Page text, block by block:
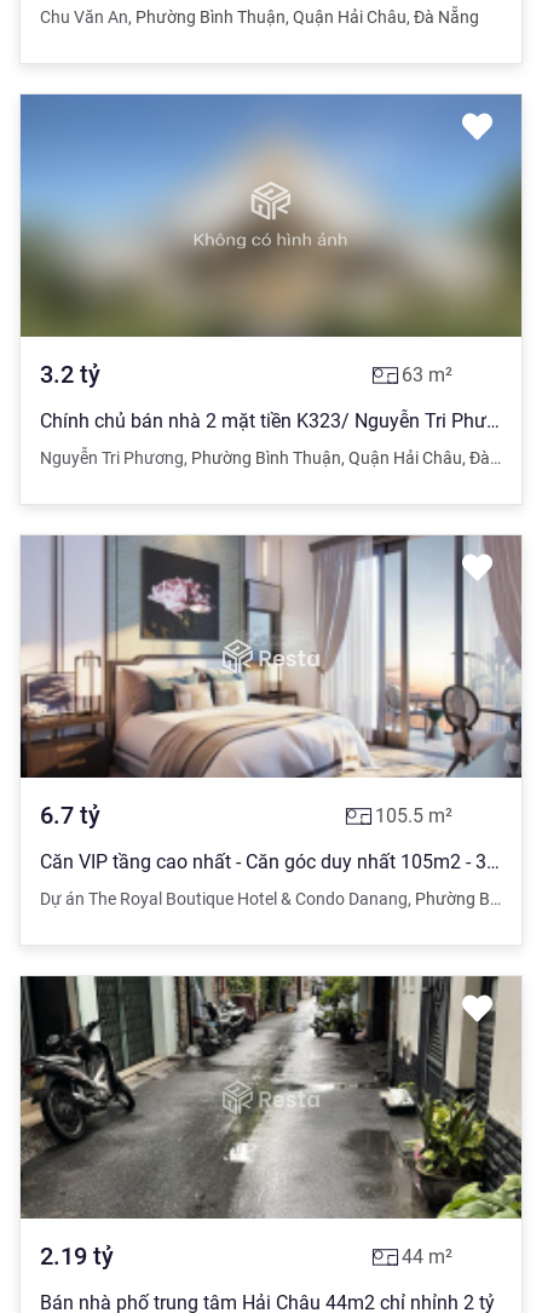
Chu Văn An, Phường Bình Thuận, Quận Hải Châu, Đà Nẵng
3.2 tỷ 63 m²
Chính chủ bán nhà 2 mặt tiền K323/ Nguyễn Tri Phương 63m2 giá 3,x tỷ
Nguyễn Tri Phương, Phường Bình Thuận, Quận Hải Châu, Đà Nẵng
6.7 tỷ 105.5 m²
Căn VIP tầng cao nhất - Căn góc duy nhất 105m2 - 3PN, 2 WC nhất tòa TSR - View đỉnh trực diện biển
Dự án The Royal Boutique Hotel & Condo Danang, Phường Bình Thuận
2.19 tỷ 44 m²
Bán nhà phố trung tâm Hải Châu 44m2 chỉ nhỉnh 2 tỷ